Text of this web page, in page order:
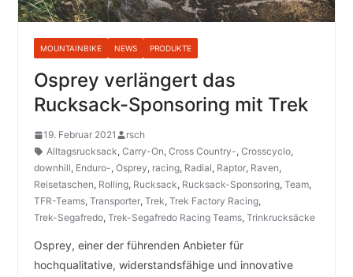
MOUNTAINBIKE NEWS PRODUKTE
Osprey verlängert das
Rucksack-Sponsoring mit Trek
19. Februar 2021
rsch
Alltagsrucksack, Carry-On, Cross Country-, Crosscyclo,
downhill, Enduro-, Osprey, racing, Radial, Raptor, Raven,
Reisetaschen, Rolling, Rucksack, Rucksack-Sponsoring, Team,
TFR-Teams, Transporter, Trek, Trek Factory Racing,
Trek-Segafredo, Trek-Segafredo Racing Teams, Trinkrucksäcke
Osprey, einer der führenden Anbieter für
hochqualitative, widerstandsfähige und innovative